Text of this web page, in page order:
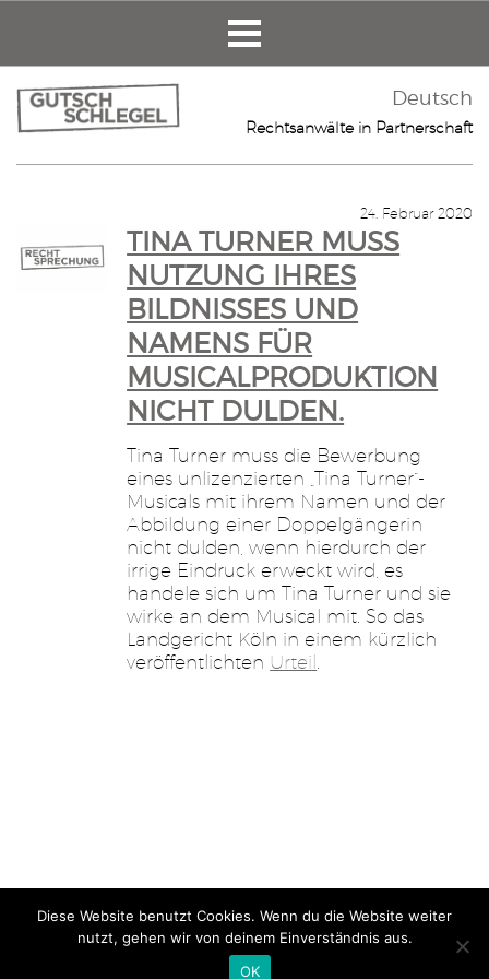
Deutsch
Rechtsanwälte in Partnerschaft
24. Februar 2020
TINA TURNER MUSS
NUTZUNG IHRES
BILDNISSES UND
NAMENS FÜR
MUSICALPRODUKTION
NICHT DULDEN.
Tina Turner muss die Bewerbung
eines unlizenzierten „Tina Turner“-
Musicals mit ihrem Namen und der
Abbildung einer Doppelgängerin
nicht dulden, wenn hierdurch der
irrige Eindruck erweckt wird, es
handele sich um Tina Turner und sie
wirke an dem Musical mit. So das
Landgericht Köln in einem kürzlich
veröffentlichten Urteil
Impressum Jobs Datenschutz
| Gutsch & Schlegel
Rechtsanwälte – © 2026
Diese Website benutzt Cookies. Wenn du die Website weiter
nutzt, gehen wir von deinem Einverständnis aus.
OK